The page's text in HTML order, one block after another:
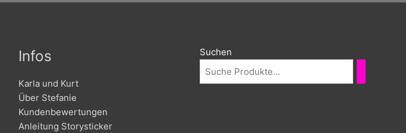
Infos
Karla und Kurt
Über Stefanie
Kundenbewertungen
Anleitung Storysticker
Suchen